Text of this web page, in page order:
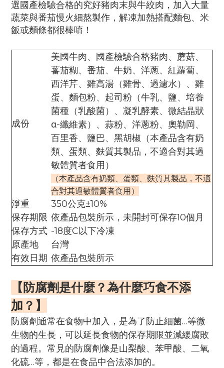
選國產檢驗合格的究好豬肉末與牛絞肉，加入大量
蔬菜與番茄慢火細熬製作，解凍加熱搭配麵包、米
飯或麵條都很棒唷！
成份
美國牛肉、國產檢驗合格豬肉、蘑菇、
蕃茄糊、番茄、牛奶、洋蔥、紅蘿蔔、
西洋芹、雞高湯（雞骨、過濾水）、雞
蛋、麵包粉、起司粉（牛乳、鹽、培養
菌種（乳酸菌）、凝乳酵素、微結晶狀
α-纖維素）、蒜粉、洋蔥粉、奧勒岡、
百里香、鹽巴、黑胡椒（本產品含有奶
類、蛋類、麩質其製品，不適合對其過
敏體質者食用）
（本產品含有奶類、蛋類、麩質其製品，不適
合對其過敏體質者食用）
淨重 350公克±10%
保存期限 依產品包裝所示，未開封可保存10個月
保存方式 -18度C以下冷凍
原產地
台灣
有效日期 依產品包裝所示
【 防腐劑是什麼？為什麼巧食不添
加？ 】
防腐劑通常在食物中加入，是為了防止細菌…等微
生物的生長，可以延長食物的保存期限並減緩腐敗
的過程。常見的防腐劑像是山梨酸、苯甲酸、二氧
化硫…等，都是在食品中合法添加的。